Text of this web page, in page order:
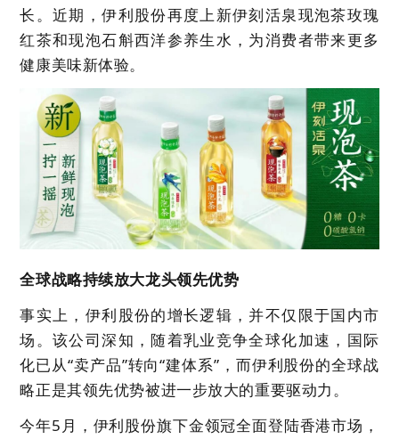
长。近期，伊利股份再度上新伊刻活泉现泡茶玫瑰
红茶和现泡石斛西洋参养生水，为消费者带来更多
健康美味新体验。
全球战略持续放大龙头领先优势
事实上，伊利股份的增长逻辑，并不仅限于国内市
场。该公司深知，随着乳业竞争全球化加速，国际
化已从“卖产品”转向“建体系”，而伊利股份的全球战
略正是其领先优势被进一步放大的重要驱动力。
今年5月，伊利股份旗下金领冠全面登陆香港市场，